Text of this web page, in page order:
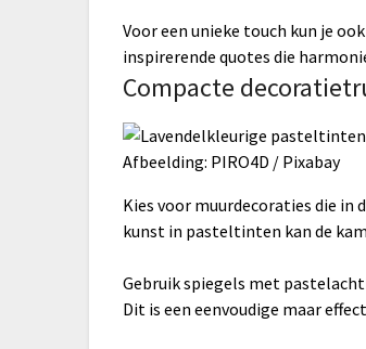
Voor een unieke touch kun je
inspirerende quotes die
Compacte
Afbeelding: PIRO4D / Pixabay
Kies voor muurdecoraties die in
kunst in pasteltinten kan de
Gebruik spiegels met
Dit is een eenvoudige maar